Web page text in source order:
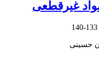
غیرقطعی
133-140
حسینی